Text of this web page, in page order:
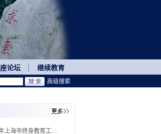
论坛 继续教育
高级搜索
上海市终身教育工…